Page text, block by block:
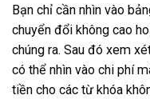
Bạn chỉ cần nhìn vào
chuyển đổi không cao
chúng ra. Sau đó xem
có thể nhìn vào chi phí
tiền cho các từ khóa